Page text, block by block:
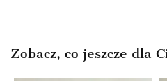
Zobacz, co jeszcze dla